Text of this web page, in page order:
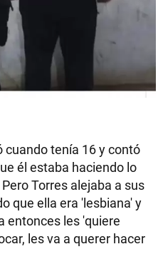
cuando tenía 16 y contó
él estaba haciendo lo
Torres alejaba a sus
que ella era 'lesbiana' y
entonces les 'quiere
les va a querer hacer